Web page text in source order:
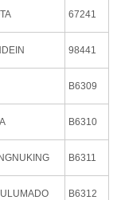
67241
98441
B6309
B6310
B6311
B6312